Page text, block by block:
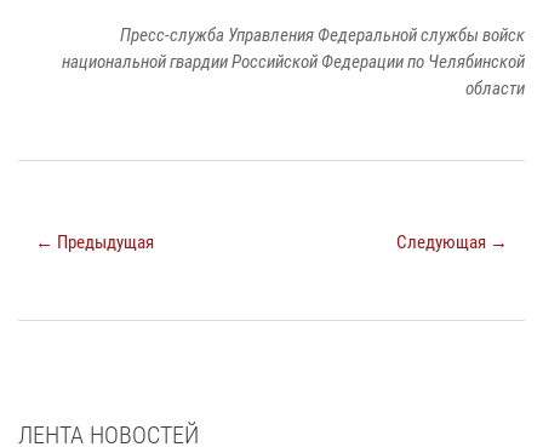
Пресс-служба Управления Федеральной службы войск
национальной гвардии Российской Федерации по Челябинской
области
← Предыдущая Следующая →
ЛЕНТА НОВОСТЕЙ